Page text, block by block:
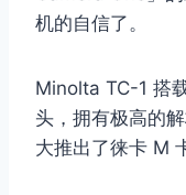
机的自信了。
Minolta TC-1 搭
头，拥有极高的
大推出了徕卡 M